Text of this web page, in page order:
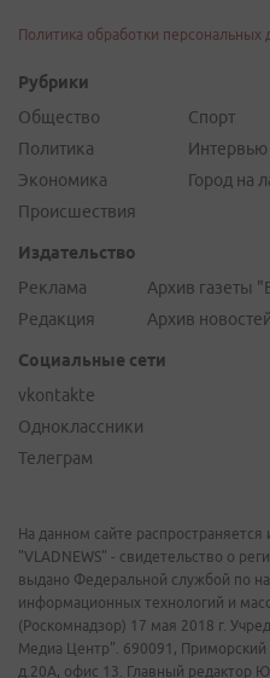
Политика обработки персональных
Рубрики
Общество
Политика
Экономика
Происшествия
Спорт
Интервью
Город на
Издательство
Реклама
Редакция
Архив газеты
Архив новостей
Социальные сети
vkontakte
Одноклассники
Телеграм
На данном сайте
"VLADNEWS" - свидетельство о
выдано Федеральной службой по
информационных технологий и
(Роскомнадзор) 17 мая 2018 г.
Медиа Центр". 690091, Приморский
д.20А, офис 13. Главный редактор